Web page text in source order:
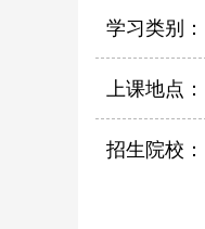
学习类别：
上课地点：
招生院校：